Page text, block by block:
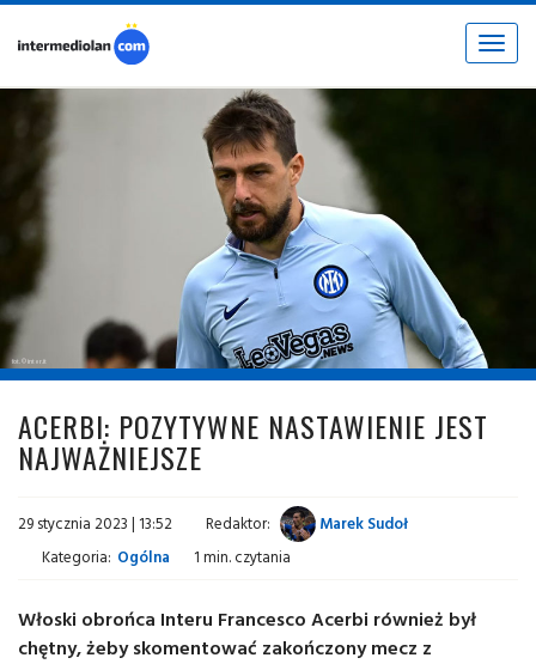
Toggle
fot. © inter.it
ACERBI: POZYTYWNE NASTAWIENIE JEST
NAJWAŻNIEJSZE
29 stycznia 2023 | 13:52 Redaktor:
Marek Sudoł
Kategoria: Ogólna 1 min. czytania
Włoski obrońca Interu Francesco Acerbi również był
chętny, żeby skomentować zakończony mecz z